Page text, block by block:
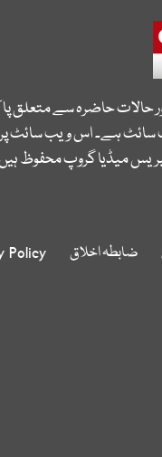
حالات حاضرہ سے متعلق
ہے۔ اس ویب سائٹ پر
میڈیا گروپ محفوظ
ضابطہ اخلاق Policy